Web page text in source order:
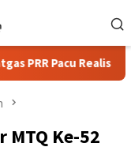
Tambahan
Ke-52